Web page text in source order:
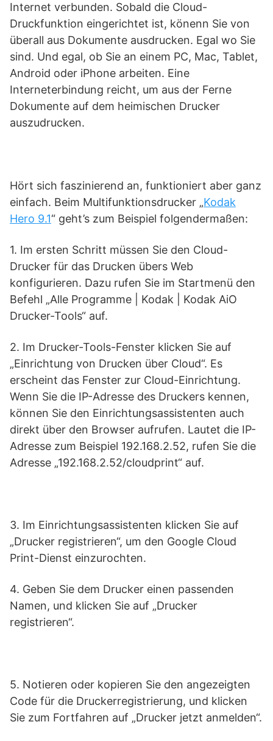
Internet verbunden. Sobald die Cloud-
Druckfunktion eingerichtet ist, könenn Sie von
überall aus Dokumente ausdrucken. Egal wo Sie
sind. Und egal, ob Sie an einem PC, Mac, Tablet,
Android oder iPhone arbeiten. Eine
Interneterbindung reicht, um aus der Ferne
Dokumente auf dem heimischen Drucker
auszudrucken.
Hört sich faszinierend an, funktioniert aber ganz
einfach. Beim Multifunktionsdrucker „Kodak
Hero 9.1“ geht’s zum Beispiel folgendermaßen:
1. Im ersten Schritt müssen Sie den Cloud-
Drucker für das Drucken übers Web
konfigurieren. Dazu rufen Sie im Startmenü den
Befehl „Alle Programme | Kodak | Kodak AiO
Drucker-Tools“ auf.
2. Im Drucker-Tools-Fenster klicken Sie auf
„Einrichtung von Drucken über Cloud“. Es
erscheint das Fenster zur Cloud-Einrichtung.
Wenn Sie die IP-Adresse des Druckers kennen,
können Sie den Einrichtungsassistenten auch
direkt über den Browser aufrufen. Lautet die IP-
Adresse zum Beispiel 192.168.2.52, rufen Sie die
Adresse „192.168.2.52/cloudprint“ auf.
3. Im Einrichtungsassistenten klicken Sie auf
„Drucker registrieren“, um den Google Cloud
Print-Dienst einzurochten.
4. Geben Sie dem Drucker einen passenden
Namen, und klicken Sie auf „Drucker
registrieren“.
5. Notieren oder kopieren Sie den angezeigten
Code für die Druckerregistrierung, und klicken
Sie zum Fortfahren auf „Drucker jetzt anmelden“.